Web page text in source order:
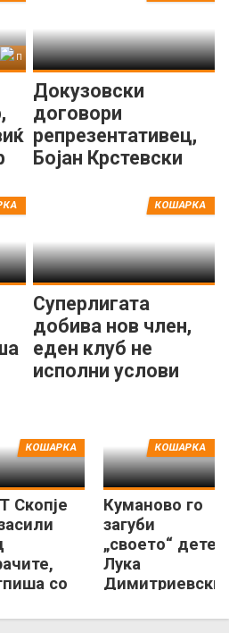
Докузовски
договори
репрезентативец,
Бојан Крстевски
Суперлигата
добива нов член,
еден клуб не
исполни услови
КОШАРКА
Скопје
со
КОШАРКА
Куманово го
загуби
„своето“ дете,
Лука
Димитриевски
клубот
КОШАРКА